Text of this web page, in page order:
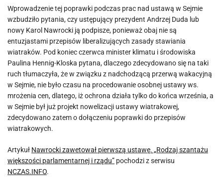
Wprowadzenie tej poprawki podczas prac nad ustawą w Sejmie
wzbudziło pytania, czy ustępujący prezydent Andrzej Duda lub
nowy Karol Nawrocki ją podpisze, ponieważ obaj nie są
entuzjastami przepisów liberalizujących zasady stawiania
wiatraków. Pod koniec czerwca minister klimatu i środowiska
Paulina Hennig-Kloska pytana, dlaczego zdecydowano się na taki
ruch tłumaczyła, że w związku z nadchodzącą przerwą wakacyjną
w Sejmie, nie było czasu na procedowanie osobnej ustawy ws.
mrożenia cen, dlatego, iż ochrona działa tylko do końca września, a
w Sejmie był już projekt nowelizacji ustawy wiatrakowej,
zdecydowano zatem o dołączeniu poprawki do przepisów
wiatrakowych.
Artykuł Nawrocki zawetował pierwszą ustawę. „Rodzaj szantażu
większości parlamentarnej i rządu” pochodzi z serwisu
NCZAS.INFO.